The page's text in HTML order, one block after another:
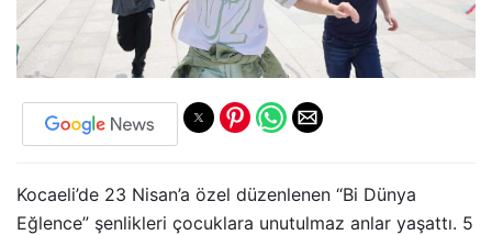
Kocaeli’de 23 Nisan’a özel düzenlenen “Bi Dünya
Eğlence” şenlikleri çocuklara unutulmaz anlar yaşattı. 5